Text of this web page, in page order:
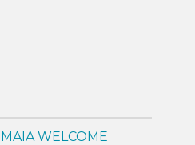
MAIA WELCOME